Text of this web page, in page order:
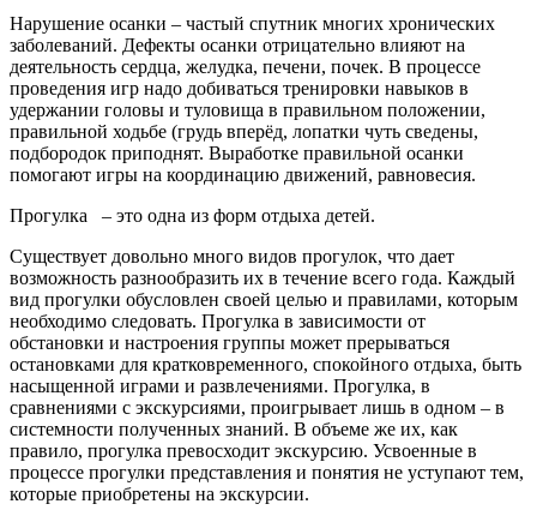
Нарушение осанки – частый спутник многих хронических
заболеваний. Дефекты осанки отрицательно влияют на
деятельность сердца, желудка, печени, почек. В процессе
проведения игр надо добиваться тренировки навыков в
удержании головы и туловища в правильном положении,
правильной ходьбе (грудь вперёд, лопатки чуть сведены,
подбородок приподнят. Выработке правильной осанки
помогают игры на координацию движений, равновесия.
Прогулка – это одна из форм отдыха детей.
Существует довольно много видов прогулок, что дает
возможность разнообразить их в течение всего года. Каждый
вид прогулки обусловлен своей целью и правилами, которым
необходимо следовать. Прогулка в зависимости от
обстановки и настроения группы может прерываться
остановками для кратковременного, спокойного отдыха, быть
насыщенной играми и развлечениями. Прогулка, в
сравнениями с экскурсиями, проигрывает лишь в одном – в
системности полученных знаний. В объеме же их, как
правило, прогулка превосходит экскурсию. Усвоенные в
процессе прогулки представления и понятия не уступают тем,
которые приобретены на экскурсии.